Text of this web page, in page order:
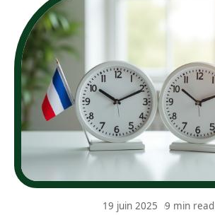
19 juin 2025 9 min read